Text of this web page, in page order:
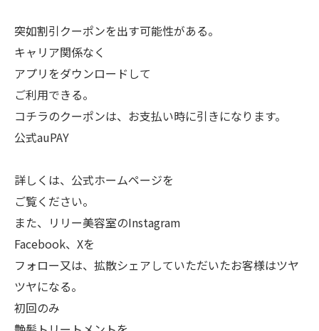
突如割引クーポンを出す可能性がある。
キャリア関係なく
アプリをダウンロードして
ご利用できる。
コチラのクーポンは、お支払い時に引きになります。
公式auPAY
詳しくは、公式ホームページを
ご覧ください。
また、リリー美容室のInstagram
Facebook、Xを
フォロー又は、拡散シェアしていただいたお客様はツヤ
ツヤになる。
初回のみ